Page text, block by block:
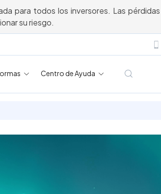
para todos los inversores. Las
su riesgo.
Centro de Ayuda